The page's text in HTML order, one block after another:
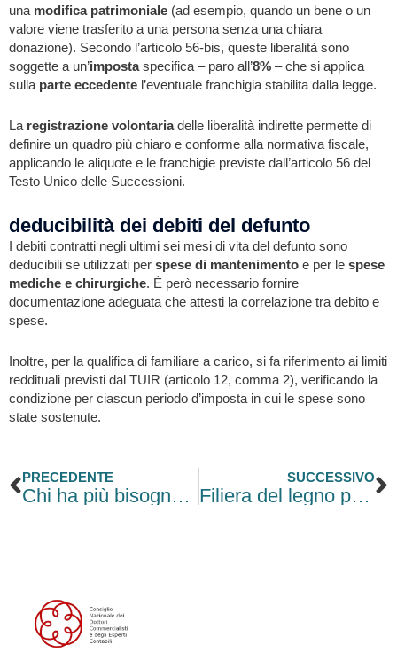
una modifica patrimoniale (ad esempio, quando un bene o un
valore viene trasferito a una persona senza una chiara
donazione). Secondo l’articolo 56-bis, queste liberalità sono
soggette a un’impostaspecifica – paro all’8% – che si applica
sulla parte eccedente l’eventuale franchigia stabilita dalla legge.
La registrazione volontariadelle liberalità indirette permette di
definire un quadro più chiaro e conforme alla normativa fiscale,
applicando le aliquote e le franchigie previste dall’articolo 56 del
Testo Unico delle Successioni.
deducibilità dei debiti del defunto
I debiti contratti negli ultimi sei mesi di vita del defunto sono
deducibili se utilizzati per spese di mantenimento e per le spese
mediche e chirurgiche. È però necessario fornire
documentazione adeguata che attesti la correlazione tra debito e
spese.
Inoltre, per la qualifica di familiare a carico, si fa riferimento ai limiti
reddituali previsti dal TUIR (articolo 12, comma 2), verificando la
condizione per ciascun periodo d’imposta in cui le spese sono
state sostenute.
Precedente
PRECEDENTE
Chi ha più bisogno di Previdenza?
SUCCESSIVO
Filiera del legno per l’arredo al 100% nazionale